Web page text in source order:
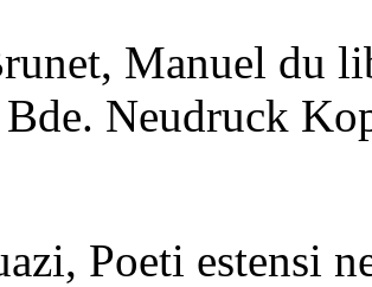
Manuel du
Neudruck
Poeti estensi